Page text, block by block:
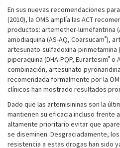
En sus nuevas recomendaciones
(2010), la OMS amplía las ACT
productos: artemether-lumefantrina
amodiaquina (AS-AQ, Coarsucam®),
artesunato-sulfadoxina-pirimetamina
piperaquina (DHA-PQP, Eurartesim® o
combinación, artesunato-
recomendada formalmente por la
clínicos han mostrado resultados
Dado que las artemisininas son la
mantienen su eficacia incluso frente
altamente prioritario evitar que
se diseminen. Desgraciadamente,
resistencia a estas drogas han sido